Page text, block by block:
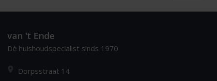
van 't Ende
Dè huishoudspecialist sinds 1970
Dorpsstraat 14